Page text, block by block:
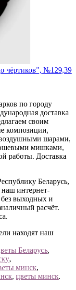
чёртиков", №1 29,39
по городу
доставка
своим
композиции,
шарами,
мишками,
работы. Доставка
Беларусь,
интернет-
выходных и
расчёт.
находят наш
Беларусь,
,
минск,
, цветы минск.